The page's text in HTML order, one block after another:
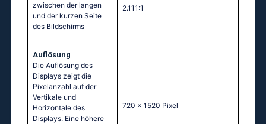
zwischen der langen
und der kurzen Seite
des Bildschirms
2.111:1
Auflösung
Die Auflösung des
Displays zeigt die
Pixelanzahl auf der
Vertikale und
Horizontale des
Displays. Eine höhere
720 x 1520 Pixel